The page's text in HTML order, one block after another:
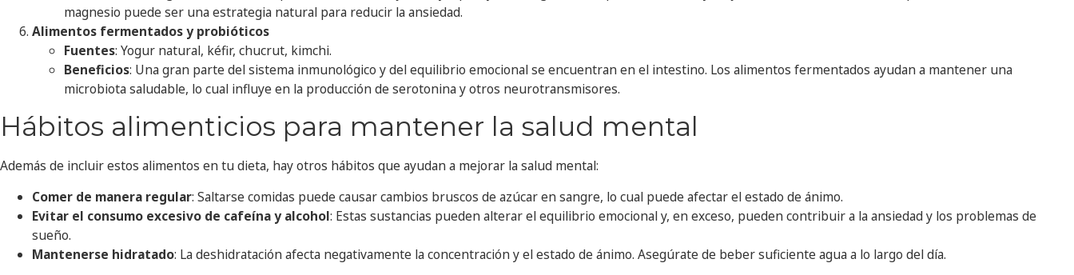
magnesio puede ser una estrategia natural para reducir la ansiedad.
Alimentos fermentados y probióticos
Fuentes: Yogur natural, kéfir, chucrut, kimchi.
Beneficios: Una gran parte del sistema inmunológico y del equilibrio emocional se encuentran en el intestino. Los alimentos fermentados ayudan a mantener una
microbiota saludable, lo cual influye en la producción de serotonina y otros neurotransmisores.
Hábitos alimenticios para mantener la salud mental
Además de incluir estos alimentos en tu dieta, hay otros hábitos que ayudan a mejorar la salud mental:
Comer de manera regular: Saltarse comidas puede causar cambios bruscos de azúcar en sangre, lo cual puede afectar el estado de ánimo.
Evitar el consumo excesivo de cafeína y alcohol: Estas sustancias pueden alterar el equilibrio emocional y, en exceso, pueden contribuir a la ansiedad y los problemas de
sueño.
Mantenerse hidratado: La deshidratación afecta negativamente la concentración y el estado de ánimo. Asegúrate de beber suficiente agua a lo largo del día.